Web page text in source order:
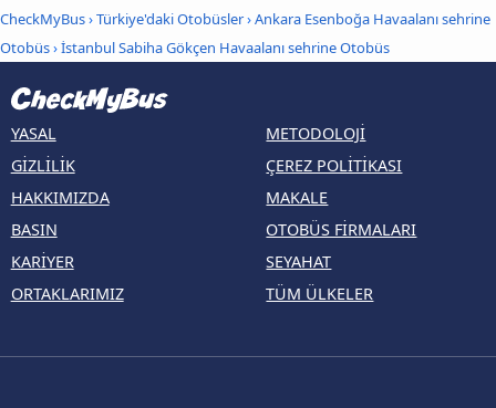
CheckMyBus›Türkiye'daki Otobüsler›Ankara Esenboğa Havaalanı sehrine
Otobüs›İstanbul Sabiha Gökçen Havaalanı sehrine Otobüs
YASAL
GIZLILIK
HAKKIMIZDA
BASIN
KARIYER
ORTAKLARIMIZ
METODOLOJI
ÇEREZ POLITIKASI
MAKALE
OTOBÜS FIRMALARI
SEYAHAT
TÜM ÜLKELER